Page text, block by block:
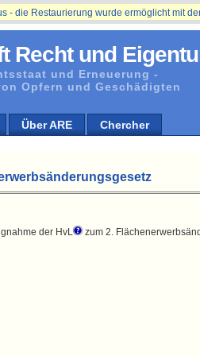
Recht und
und Erneuerung -
Opfern und Geschädigten
Über ARE Chercher
Restaurierung wurde ermöglicht mit der
der HvL zum 2.